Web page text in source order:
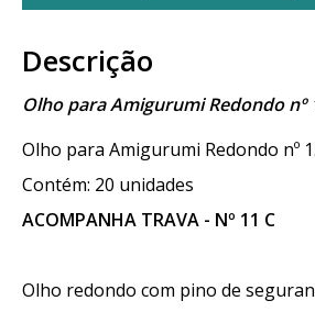
Descrição
Olho para Amigurumi Redondo nº
Olho para Amigurumi Redondo nº
Contém: 20 unidades
ACOMPANHA TRAVA - Nº 11 C
Olho redondo com pino de